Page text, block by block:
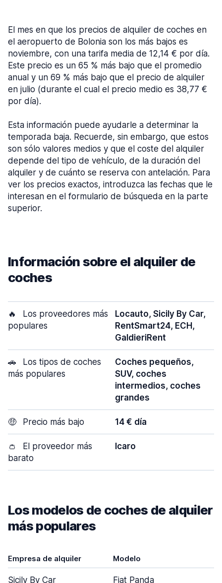
El mes en que los precios de alquiler de coches en
el aeropuerto de Bolonia son los más bajos es
noviembre, con una tarifa media de 12,14 € por día.
Este precio es un 65 % más bajo que el promedio
anual y un 69 % más bajo que el precio de alquiler
en julio (durante el cual el precio medio es 38,77 €
por día).
Esta información puede ayudarle a determinar la
temporada baja. Recuerde, sin embargo, que estos
son sólo valores medios y que el coste del alquiler
depende del tipo de vehículo, de la duración del
alquiler y de cuánto se reserva con antelación. Para
ver los precios exactos, introduzca las fechas que le
interesan en el formulario de búsqueda en la parte
superior.
Información sobre el alquiler de
coches
🔥
Los proveedores más
populares
Locauto, Sicily By Car,
RentSmart24, ECH,
GaldieriRent
🚗
Los tipos de coches
más populares
Coches pequeños,
SUV, coches
intermedios, coches
grandes
🤑 Precio más bajo 14 € día
👛
El proveedor más
barato
Icaro
Los modelos de coches de alquiler
más populares
Empresa de alquiler Modelo
Sicily By Car Fiat Panda